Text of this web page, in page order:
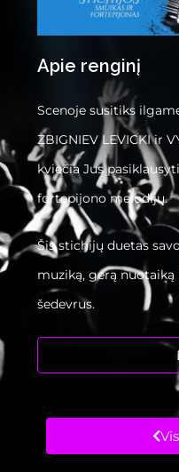
Apie renginį
Scenoje susitiks
ZBIGNIEV LEVICKI ir
kviečia Jus
fortepijono melodijų.
Šis stichijų duetas
muziką, gerą
šedevrus.